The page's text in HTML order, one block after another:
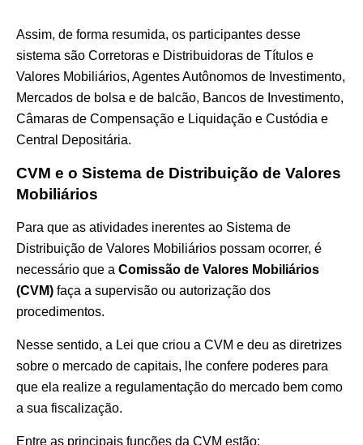
Assim, de forma resumida, os participantes desse
sistema são Corretoras e Distribuidoras de Títulos e
Valores Mobiliários, Agentes Autônomos de Investimento,
Mercados de bolsa e de balcão, Bancos de Investimento,
Câmaras de Compensação e Liquidação e Custódia e
Central Depositária.
CVM e o Sistema de Distribuição de Valores
Mobiliários
Para que as atividades inerentes ao Sistema de
Distribuição de Valores Mobiliários possam ocorrer, é
necessário que a Comissão de Valores Mobiliários
(CVM) faça a supervisão ou autorização dos
procedimentos.
Nesse sentido, a Lei que criou a CVM e deu as diretrizes
sobre o mercado de capitais, lhe confere poderes para
que ela realize a regulamentação do mercado bem como
a sua fiscalização.
Entre as principais funções da CVM estão: